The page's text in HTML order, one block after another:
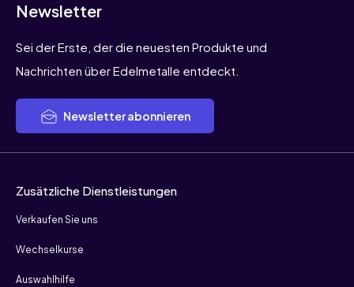
Newsletter
Sei der Erste, der die neuesten Produkte und
Nachrichten über Edelmetalle entdeckt.
Newsletter abonnieren
Zusätzliche Dienstleistungen
Verkaufen Sie uns
Wechselkurse
Auswahlhilfe